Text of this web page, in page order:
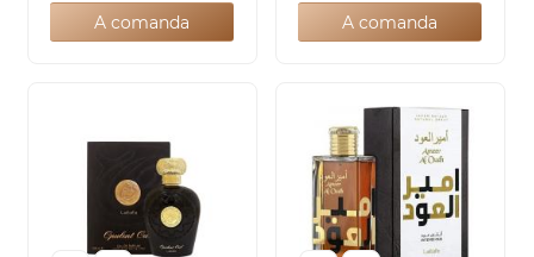
A comanda A comanda